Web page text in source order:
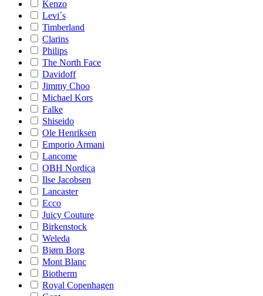
Kenzo
Levi´s
Timberland
Clarins
Philips
The North Face
Davidoff
Jimmy Choo
Michael Kors
Falke
Shiseido
Ole Henriksen
Emporio Armani
Lancome
OBH Nordica
Ilse Jacobsen
Lancaster
Ecco
Juicy Couture
Birkenstock
Weleda
Bjørn Borg
Mont Blanc
Biotherm
Royal Copenhagen